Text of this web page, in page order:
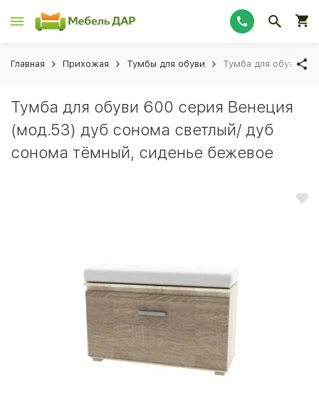
Главная Прихожая Тумбы для обуви Тумба для обуви
Тумба для обуви 600 серия Венеция
(мод.53) дуб сонома светлый/ дуб
сонома тёмный, сиденье бежевое